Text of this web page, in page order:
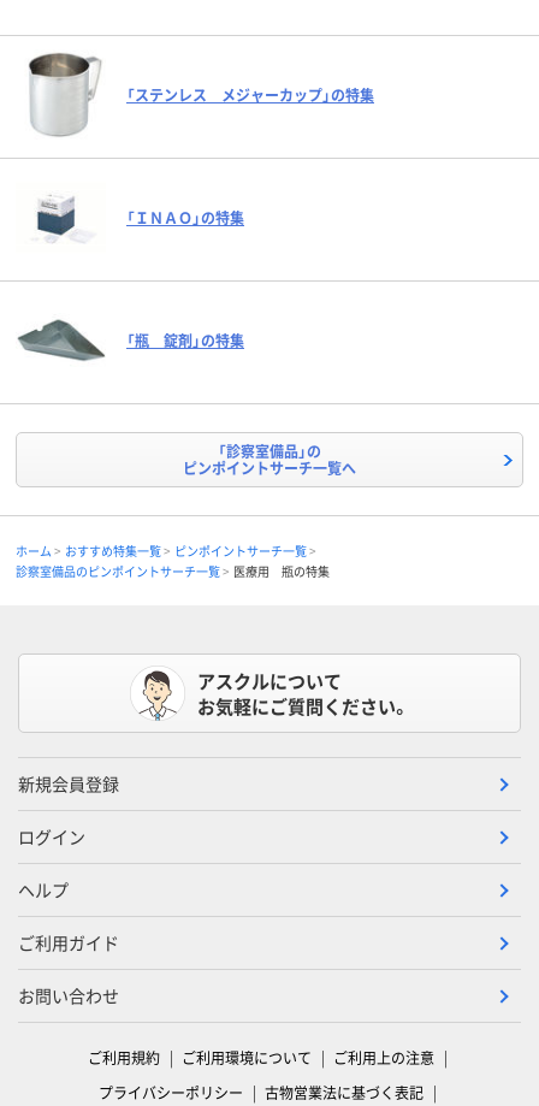
「ステンレス メジャーカップ」の特集
「ＩＮＡＯ」の特集
「瓶 錠剤」の特集
「診察室備品」の
ピンポイントサーチ一覧へ
ホーム おすすめ特集一覧
ピンポイントサーチ一覧
診察室備品のピンポイントサーチ一覧
医療用 瓶の特集
アスクルについて
お気軽にご質問ください。
新規会員登録
ログイン
ヘルプ
ご利用ガイド
お問い合わせ
ご利用規約 ご利用環境について
ご利用上の注意
プライバシーポリシー
古物営業法に基づく表記